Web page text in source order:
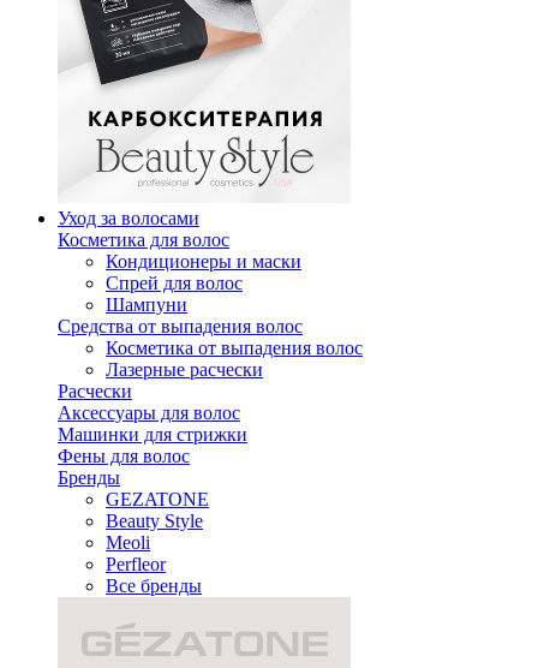
Уход за волосами
Косметика для волос
Кондиционеры и маски
Спрей для волос
Шампуни
Средства от выпадения волос
Косметика от выпадения волос
Лазерные расчески
Расчески
Аксессуары для волос
Машинки для стрижки
Фены для волос
Бренды
GEZATONE
Beauty Style
Meoli
Perfleor
Все бренды